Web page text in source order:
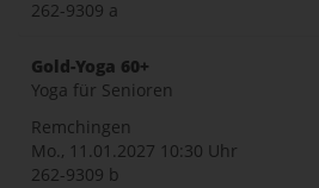
262-9309 a
Gold-Yoga 60+
Yoga für Senioren
Remchingen
Mo., 11.01.2027 10:30 Uhr
262-9309 b